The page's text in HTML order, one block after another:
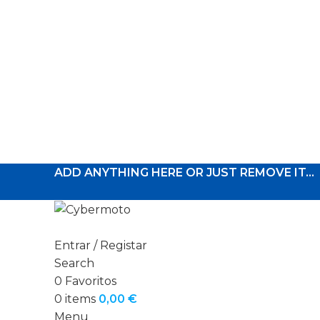
ADD ANYTHING HERE OR JUST REMOVE IT…
Entrar / Registar
Search
0 Favoritos
0 items 0,00 €
Menu